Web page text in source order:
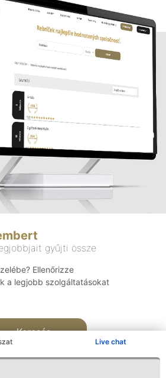
Live chat
gyűjti össze
Ellenőrizze
a legjobb szolgáltatásokat
Keresés